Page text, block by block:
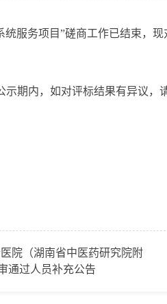
务项目”磋商工作已结束，现
内，如对评标结果有异议，请
院（湖南省中医药研究院附
通过人员补充公告